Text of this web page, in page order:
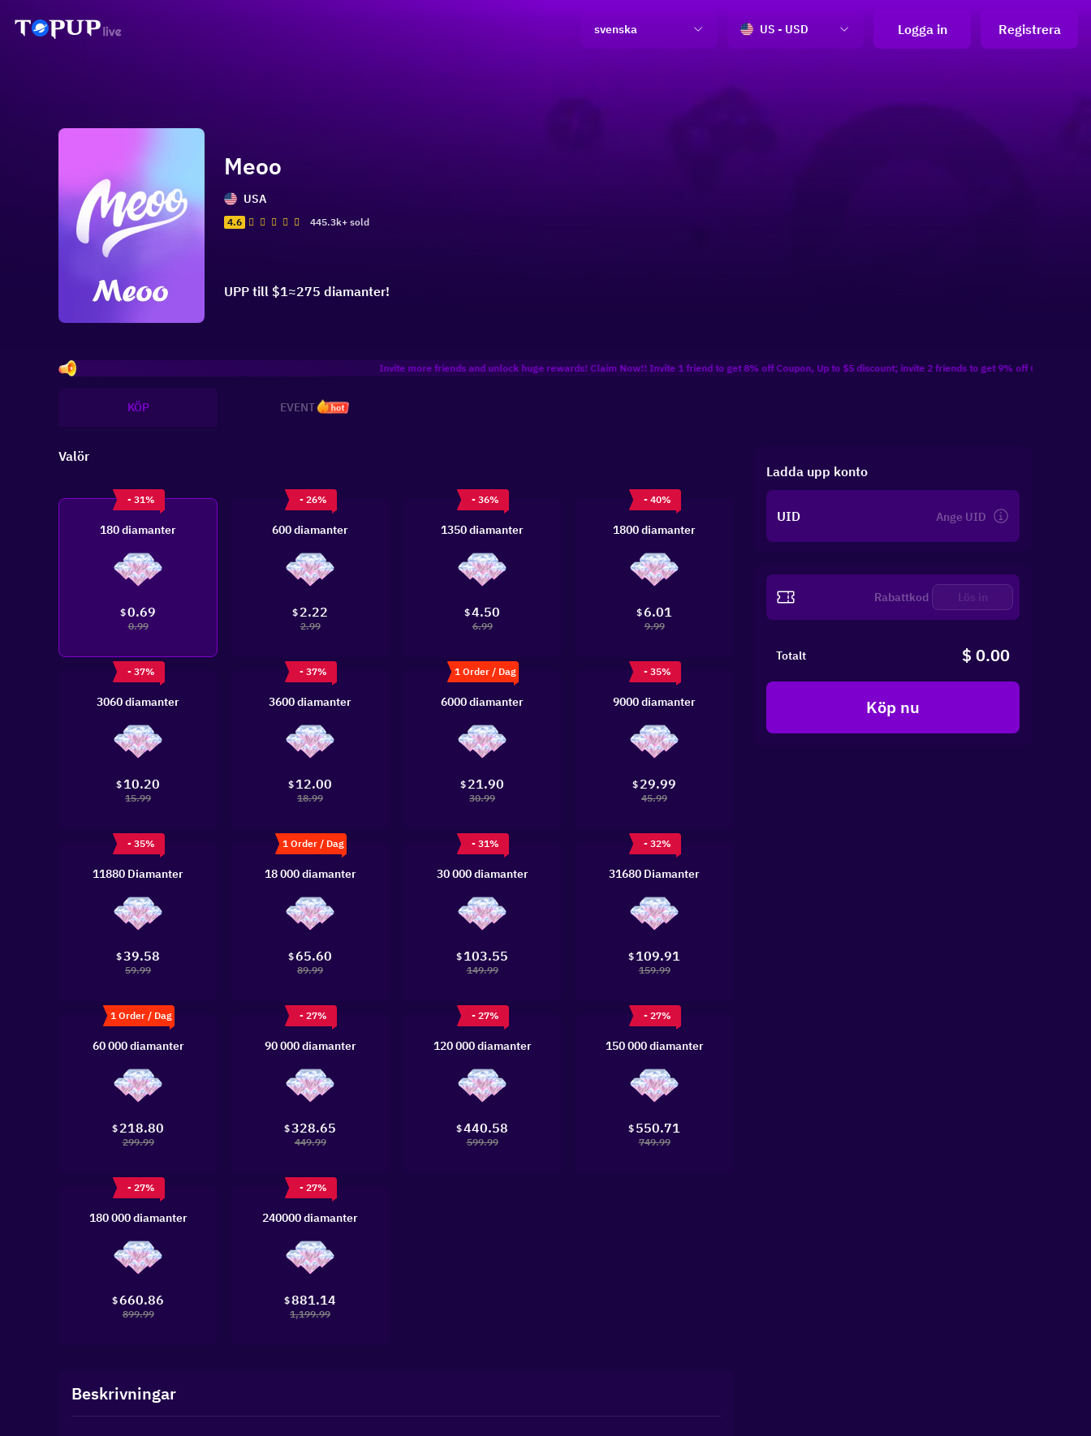
svenska US - USD Logga in Registrera
Meoo
USA
4.6 445.3k+ sold
UPP till $1≈275 diamanter!
Invite more friends and unlock huge rewards! Claim Now!! Invite 1 friend to get 8% off Coupon, Up to $5 discount; invite 2 friends to get 9% off Coupon, Up to
KÖP EVENT hot
Valör
- 31%
180 diamanter
$0.69
0.99
- 26%
600 diamanter
$ 2.22
2.99
- 36%
1350 diamanter
$4.50
6.99
- 40%
1800 diamanter
$6.01
9.99
- 37%
3060 diamanter
$ 10.20
15.99
- 37%
3600 diamanter
$ 12.00
18.99
1 Order / Dag
6000 diamanter
$ 21.90
30.99
- 35%
9000 diamanter
$ 29.99
45.99
- 35%
11880 Diamanter
$39.58
59.99
1 Order / Dag
18 000 diamanter
$65.60
89.99
- 31%
30 000 diamanter
$ 103.55
149.99
- 32%
31680 Diamanter
$ 109.91
159.99
1 Order / Dag
60 000 diamanter
$ 218.80
299.99
- 27%
90 000 diamanter
$328.65
449.99
- 27%
120 000 diamanter
$440.58
599.99
- 27%
150 000 diamanter
$ 550.71
749.99
- 27%
180 000 diamanter
$660.86
899.99
- 27%
240000 diamanter
$881.14
1,199.99
Beskrivningar
Ladda upp konto
UID
Lös in
Totalt $ 0.00
Köp nu